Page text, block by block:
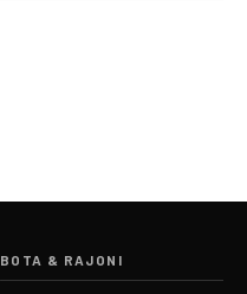
BOTA & RAJONI